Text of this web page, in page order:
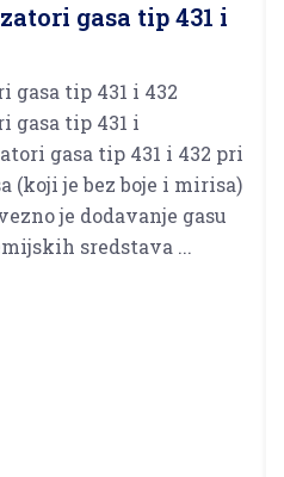
gasa tip 431 i
gasa tip 431 i 432
gasa tip 431 i
gasa tip 431 i 432 pri
(koji je bez boje i mirisa)
je dodavanje gasu
sredstava